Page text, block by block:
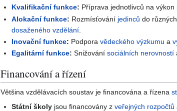
Kvalifikační funkce: Příprava jednotlivců na výkon
Alokační funkce: Rozmísťování jedinců do
dosaženého vzdělání
Inovační funkce: Podporavědeckého výzkumu a
Egalitární funkce: Snižovánísociálních nerovností
Financování a řízení
Většina vzdělávacích soustav je financována a řízena
Státní školy jsou financovány zveřejných rozpočtů